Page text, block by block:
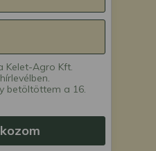
Kelet-Agro Kft.
betöltöttem a 16.